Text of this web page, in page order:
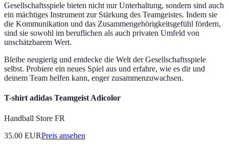
Gesellschaftsspiele bieten nicht nur Unterhaltung, sondern sind auch
ein mächtiges Instrument zur Stärkung des Teamgeistes. Indem sie
die Kommunikation und das Zusammengehörigkeitsgefühl fördern,
sind sie sowohl im beruflichen als auch privaten Umfeld von
unschätzbarem Wert.
Bleibe neugierig und entdecke die Welt der Gesellschaftsspiele
selbst. Probiere ein neues Spiel aus und erfahre, wie es dir und
deinem Team helfen kann, enger zusammenzuwachsen.
T-shirt adidas Teamgeist Adicolor
Handball Store FR
35.00 EURPreis ansehen